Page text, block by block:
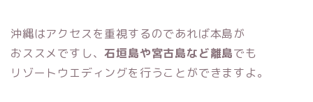
沖縄はアクセスを重視するのであれば本島が
おススメですし、石垣島や宮古島など離島でも
リゾートウエディングを行うことができますよ。